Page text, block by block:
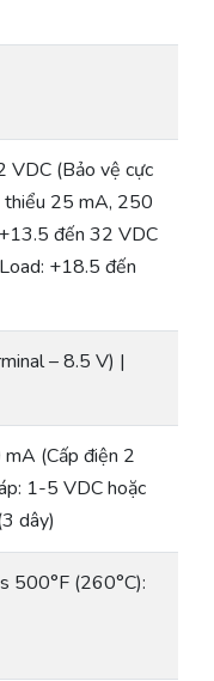
VDC (Bảo vệ cực
thiểu 25 mA, 250
đến 32 VDC
+18.5 đến
– 8.5 V) |
(Cấp điện 2
1-5 VDC hoặc
dây)
500°F (260°C):